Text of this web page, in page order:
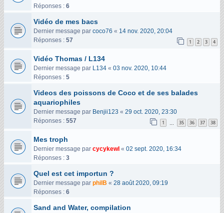
Réponses : 6
Vidéo de mes bacs
Dernier message par coco76 « 14 nov. 2020, 20:04
Réponses : 57 1 2 3 4
Vidéo Thomas / L134
Dernier message par L134 « 03 nov. 2020, 10:44
Réponses : 5
Videos des poissons de Coco et de ses balades
aquariophiles
Dernier message par Benjii123 « 29 oct. 2020, 23:30
Réponses : 557 1 35 36 37 38
Mes troph
Dernier message par cycykewl « 02 sept. 2020, 16:34
Réponses : 3
Quel est cet importun ?
Dernier message par philB « 28 août 2020, 09:19
Réponses : 6
Sand and Water, compilation